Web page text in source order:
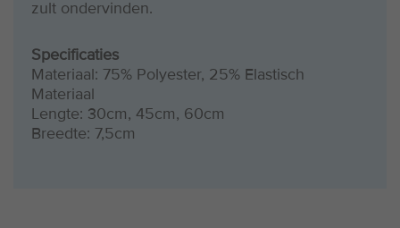
zult ondervinden.
Specificaties
Materiaal: 75% Polyester, 25% Elastisch
Materiaal
Lengte: 30cm, 45cm, 60cm
Breedte: 7,5cm